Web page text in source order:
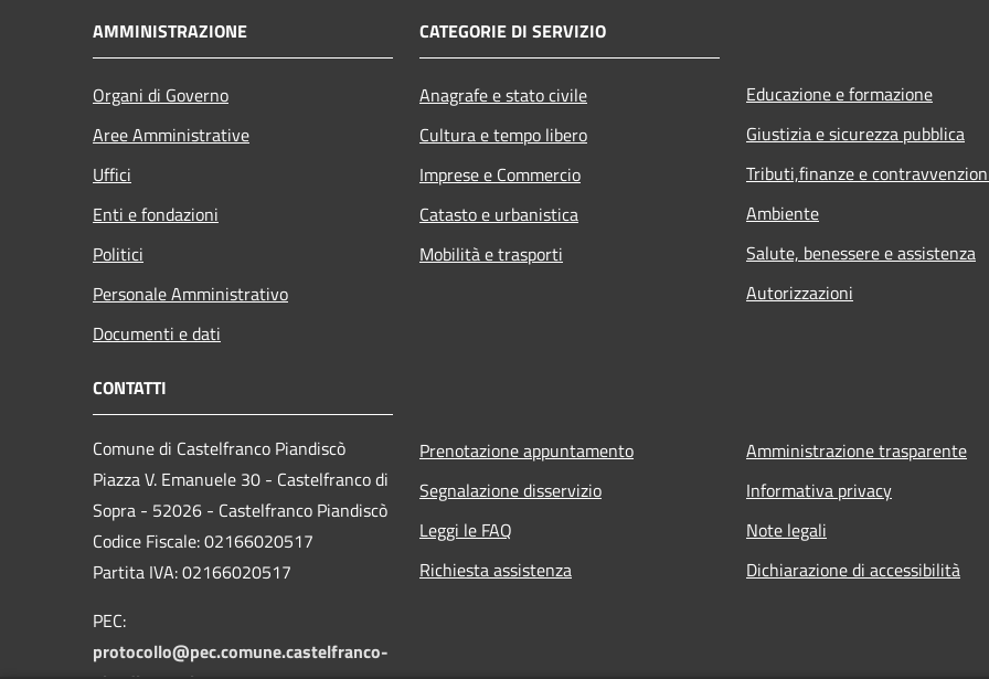
AMMINISTRAZIONE
Organi di Governo
Aree Amministrative
Uffici
Enti e fondazioni
Politici
Personale Amministrativo
Documenti e dati
CATEGORIE DI SERVIZIO
Anagrafe e stato civile
Cultura e tempo libero
Imprese e Commercio
Catasto e urbanistica
Mobilità e trasporti
Educazione e formazione
Giustizia e sicurezza pubblica
Tributi,finanze e
Ambiente
Salute, benessere e assistenza
Autorizzazioni
CONTATTI
Comune di Castelfranco Piandiscò
Piazza V. Emanuele 30 - Castelfranco di
Sopra - 52026 - Castelfranco Piandiscò
Codice Fiscale: 02166020517
Partita IVA: 02166020517
PEC:
protocollo@pec.comune.castelfranco-
Prenotazione appuntamento
Segnalazione disservizio
Leggi le FAQ
Richiesta assistenza
Amministrazione trasparente
Informativa privacy
Note legali
Dichiarazione di accessibilità